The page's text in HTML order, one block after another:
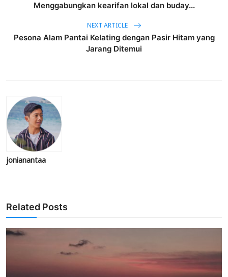
Menggabungkan kearifan lokal dan buday...
NEXT ARTICLE
Pesona Alam Pantai Kelating dengan Pasir Hitam yang
Jarang Ditemui
jonianantaa
Related Posts